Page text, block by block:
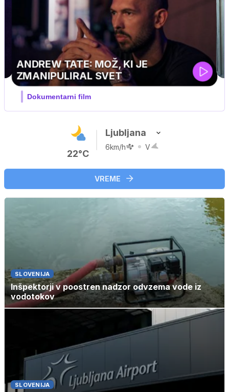
MOJ PRIJATELJ PINGVIN
Film meseca / družinski, pustolovski
22°C
Ljubljana
6km/h V
VREME
SLOVENIJA
Inšpektorji v poostren nadzor odvzema vode iz
vodotokov
SLOVENIJA